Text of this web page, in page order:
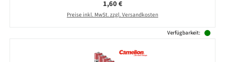
Regulärer Preis:
1,60 €
Preise inkl. MwSt. zzgl. Versandkosten
Verfügbarkeit: